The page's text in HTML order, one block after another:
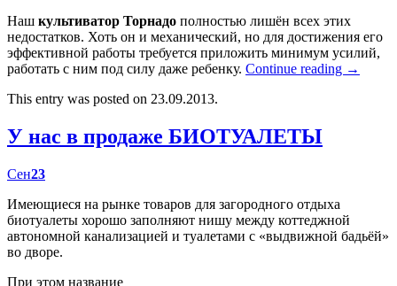
Наш культиватор Торнадо полностью лишён всех этих
недостатков. Хоть он и механический, но для достижения его
эффективной работы требуется приложить минимум усилий,
работать с ним под силу даже ребенку. Continue reading →
This entry was posted on 23.09.2013.
У нас в продаже БИОТУАЛЕТЫ
Сен23
Имеющиеся на рынке товаров для загородного отдыха
биотуалеты хорошо заполняют нишу между коттеджной
автономной канализацией и туалетами с «выдвижной бадьёй»
во дворе.
При этом название